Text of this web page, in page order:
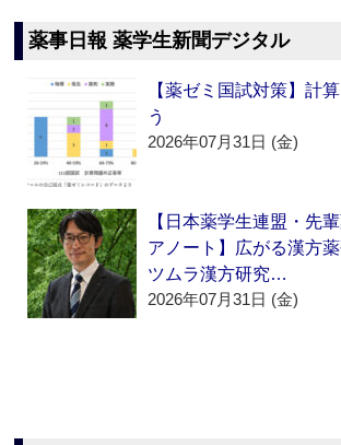
薬事日報 薬学生新聞デジタル
【薬ゼミ国試対策】計
う
2026年07月31日 (金)
【日本薬学生連盟・先
アノート】広がる漢方
ツムラ漢方研究…
2026年07月31日 (金)